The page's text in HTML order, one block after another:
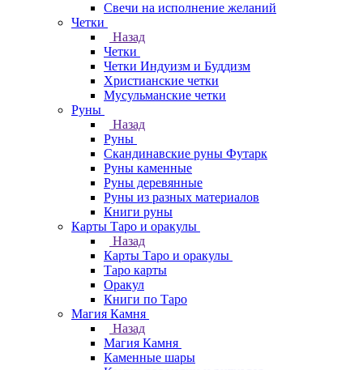
Свечи на исполнение желаний
Четки
Назад
Четки
Четки Индуизм и Буддизм
Христианские четки
Мусульманские четки
Руны
Назад
Руны
Скандинавские руны Футарк
Руны каменные
Руны деревянные
Руны из разных материалов
Книги руны
Карты Таро и оракулы
Назад
Карты Таро и оракулы
Таро карты
Оракул
Книги по Таро
Магия Камня
Назад
Магия Камня
Каменные шары